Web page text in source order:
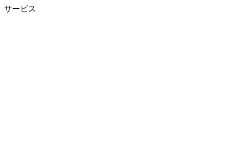
サービス